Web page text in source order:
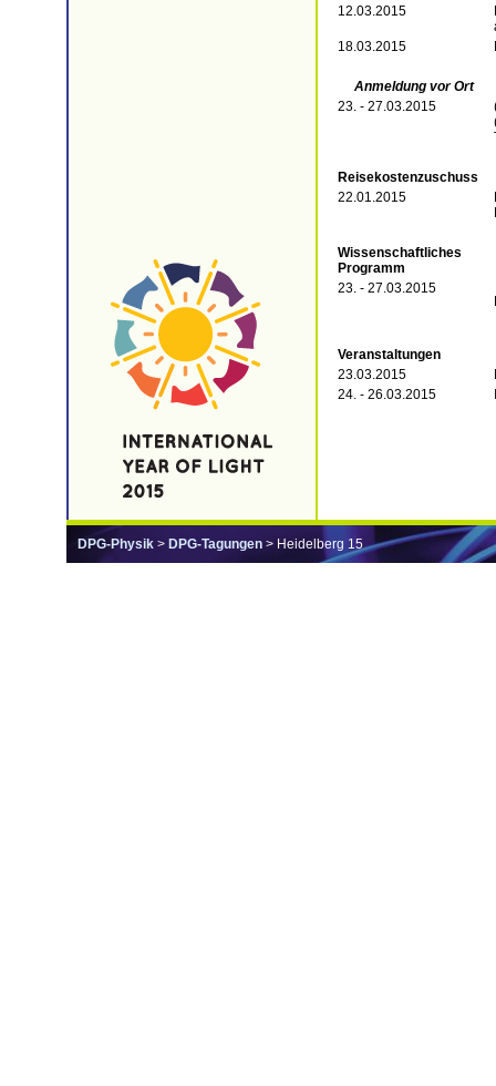
12.03.2015
18.03.2015
Anmeldung vor Ort
23. - 27.03.2015
Reisekostenzuschuss
22.01.2015
Wissenschaftliches
Programm
23. - 27.03.2015
Veranstaltungen
23.03.2015
24. - 26.03.2015
DPG-Physik > DPG-Tagungen > Heidelberg 15